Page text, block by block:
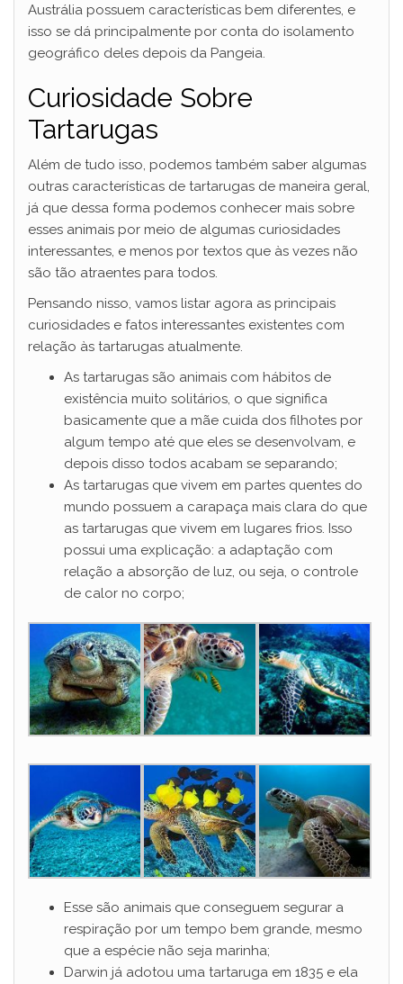
Austrália possuem características bem diferentes, e
isso se dá principalmente por conta do isolamento
geográfico deles depois da Pangeia.
Curiosidade Sobre
Tartarugas
Além de tudo isso, podemos também saber algumas
outras características de tartarugas de maneira geral,
já que dessa forma podemos conhecer mais sobre
esses animais por meio de algumas curiosidades
interessantes, e menos por textos que às vezes não
são tão atraentes para todos.
Pensando nisso, vamos listar agora as principais
curiosidades e fatos interessantes existentes com
relação às tartarugas atualmente.
As tartarugas são animais com hábitos de
existência muito solitários, o que significa
basicamente que a mãe cuida dos filhotes por
algum tempo até que eles se desenvolvam, e
depois disso todos acabam se separando;
As tartarugas que vivem em partes quentes do
mundo possuem a carapaça mais clara do que
as tartarugas que vivem em lugares frios. Isso
possui uma explicação: a adaptação com
relação a absorção de luz, ou seja, o controle
de calor no corpo;
Esse são animais que conseguem segurar a
respiração por um tempo bem grande, mesmo
que a espécie não seja marinha;
Darwin já adotou uma tartaruga em 1835 e ela